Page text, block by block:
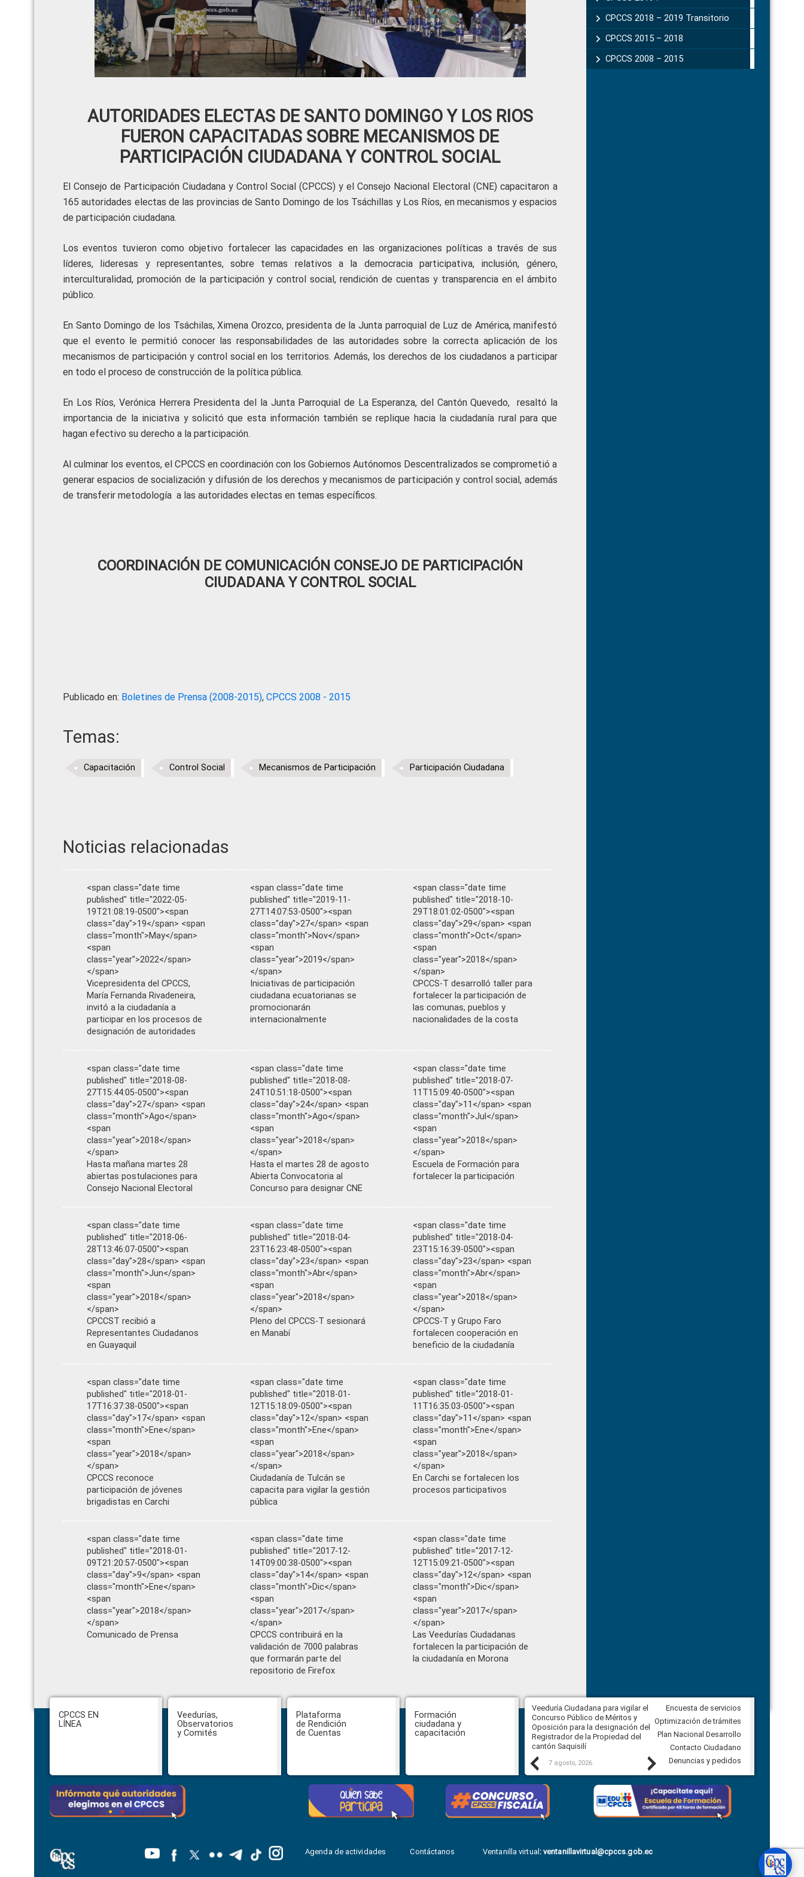
AUTORIDADES ELECTAS DE SANTO DOMINGO Y LOS RIOS
FUERON CAPACITADAS SOBRE MECANISMOS DE
PARTICIPACIÓN CIUDADANA Y CONTROL SOCIAL
El Consejo de Participación Ciudadana y Control Social (CPCCS) y el Consejo Nacional Electoral (CNE) capacitaron a
165 autoridades electas de las provincias de Santo Domingo de los Tsáchillas y Los Ríos, en mecanismos y espacios
de participación ciudadana.
Los eventos tuvieron como objetivo fortalecer las capacidades en las organizaciones políticas a través de sus
líderes, lideresas y representantes, sobre temas relativos a la democracia participativa, inclusión, género,
interculturalidad, promoción de la participación y control social, rendición de cuentas y transparencia en el ámbito
público.
En Santo Domingo de los Tsáchilas, Ximena Orozco, presidenta de la Junta parroquial de Luz de América, manifestó
que el evento le permitió conocer las responsabilidades de las autoridades sobre la correcta aplicación de los
mecanismos de participación y control social en los territorios. Además, los derechos de los ciudadanos a participar
en todo el proceso de construcción de la política pública.
En Los Ríos, Verónica Herrera Presidenta del la Junta Parroquial de La Esperanza, del Cantón Quevedo, resaltó la
importancia de la iniciativa y solicitó que esta información también se replique hacia la ciudadanía rural para que
hagan efectivo su derecho a la participación.
Al culminar los eventos, el CPCCS en coordinación con los Gobiernos Autónomos Descentralizados se comprometió a
generar espacios de socialización y difusión de los derechos y mecanismos de participación y control social, además
de transferir metodología a las autoridades electas en temas específicos.
COORDINACIÓN DE COMUNICACIÓN CONSEJO DE PARTICIPACIÓN
CIUDADANA Y CONTROL SOCIAL
Publicado en: Boletines de Prensa (2008-2015), CPCCS 2008 - 2015
Temas:
Capacitación Control Social Mecanismos de Participación Participación Ciudadana
Noticias relacionadas
<span class="date time
published" title="2022-05-
19T21:08:19-0500"><span
class="day">19</span> <span
class="month">May</span>
<span
class="year">2022</span>
</span>
Vicepresidenta del CPCCS,
María Fernanda Rivadeneira,
invitó a la ciudadanía a
participar en los procesos de
designación de autoridades
<span class="date time
published" title="2019-11-
27T14:07:53-0500"><span
class="day">27</span> <span
class="month">Nov</span>
<span
class="year">2019</span>
</span>
Iniciativas de participación
ciudadana ecuatorianas se
promocionarán
internacionalmente
<span class="date time
published" title="2018-10-
29T18:01:02-0500"><span
class="day">29</span> <span
class="month">Oct</span>
<span
class="year">2018</span>
</span>
CPCCS-T desarrolló taller para
fortalecer la participación de
las comunas, pueblos y
nacionalidades de la costa
<span class="date time
published" title="2018-08-
27T15:44:05-0500"><span
class="day">27</span> <span
class="month">Ago</span>
<span
class="year">2018</span>
</span>
Hasta mañana martes 28
abiertas postulaciones para
Consejo Nacional Electoral
<span class="date time
published" title="2018-08-
24T10:51:18-0500"><span
class="day">24</span> <span
class="month">Ago</span>
<span
class="year">2018</span>
</span>
Hasta el martes 28 de agosto
Abierta Convocatoria al
Concurso para designar CNE
<span class="date time
published" title="2018-07-
11T15:09:40-0500"><span
class="day">11</span> <span
class="month">Jul</span>
<span
class="year">2018</span>
</span>
Escuela de Formación para
fortalecer la participación
<span class="date time
published" title="2018-06-
28T13:46:07-0500"><span
class="day">28</span> <span
class="month">Jun</span>
<span
class="year">2018</span>
</span>
CPCCST recibió a
Representantes Ciudadanos
en Guayaquil
<span class="date time
published" title="2018-04-
23T16:23:48-0500"><span
class="day">23</span> <span
class="month">Abr</span>
<span
class="year">2018</span>
</span>
Pleno del CPCCS-T sesionará
en Manabí
<span class="date time
published" title="2018-04-
23T15:16:39-0500"><span
class="day">23</span> <span
class="month">Abr</span>
<span
class="year">2018</span>
</span>
CPCCS-T y Grupo Faro
fortalecen cooperación en
beneficio de la ciudadanía
<span class="date time
published" title="2018-01-
17T16:37:38-0500"><span
class="day">17</span> <span
class="month">Ene</span>
<span
class="year">2018</span>
</span>
CPCCS reconoce
participación de jóvenes
brigadistas en Carchi
<span class="date time
published" title="2018-01-
12T15:18:09-0500"><span
class="day">12</span> <span
class="month">Ene</span>
<span
class="year">2018</span>
</span>
Ciudadanía de Tulcán se
capacita para vigilar la gestión
pública
<span class="date time
published" title="2018-01-
11T16:35:03-0500"><span
class="day">11</span> <span
class="month">Ene</span>
<span
class="year">2018</span>
</span>
En Carchi se fortalecen los
procesos participativos
<span class="date time
published" title="2018-01-
09T21:20:57-0500"><span
class="day">9</span> <span
class="month">Ene</span>
<span
class="year">2018</span>
</span>
Comunicado de Prensa
<span class="date time
published" title="2017-12-
14T09:00:38-0500"><span
class="day">14</span> <span
class="month">Dic</span>
<span
class="year">2017</span>
</span>
CPCCS contribuirá en la
validación de 7000 palabras
que formarán parte del
repositorio de Firefox
<span class="date time
published" title="2017-12-
12T15:09:21-0500"><span
class="day">12</span> <span
class="month">Dic</span>
<span
class="year">2017</span>
</span>
Las Veedurías Ciudadanas
fortalecen la participación de
la ciudadanía en Morona
CPCCS 2018 – 2019 Transitorio
CPCCS 2015 – 2018
CPCCS 2008 – 2015
Footer
CPCCS EN
LÍNEA
Veedurías,
Observatorios
y Comités
Plataforma
de Rendición
de Cuentas
Formación
ciudadana y
capacitación
Previous
CPCCS aprueba convocatoria a
Veeduría para designación de la
autoridad de la SOT
Veeduría Ciudadana para vigilar el
Concurso Público de Méritos y
Oposición para la designación del
Registrador de la Propiedad del
cantón Saquisilí
7 agosto, 2026
Veeduría Ciudadana para vigilar la
construcción del asfaltado de
Ballenita del cantón Santa Elena
7 agosto, 2026
Next
Encuesta de servicios
Optimización de trámites
Plan Nacional Desarrollo
Contacto Ciudadano
Denuncias y pedidos
Agenda de actividades Contáctanos Ventanilla virtual:ventanillavirtual@cpccs.gob.ec